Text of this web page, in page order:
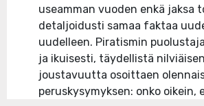
useamman vuoden enkä jaksa
detaljoidusti samaa faktaa
uudelleen. Piratismin
ja ikuisesti, täydellistä
joustavuutta osoittaen
peruskysymyksen: onko